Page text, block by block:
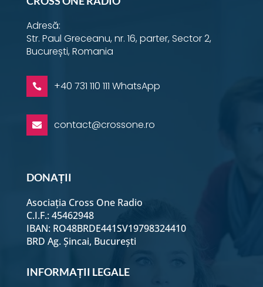
Adresă:
Str. Paul Greceanu, nr. 16, parter, Sector 2,
București, Romania
 +40 731 110 111 WhatsApp
 contact@crossone.ro
DONAȚII
Asociația Cross One Radio
C.I.F.: 45462948
IBAN: RO48BRDE441SV19798324410
BRD Ag. Șincai, București
INFORMAȚII LEGALE